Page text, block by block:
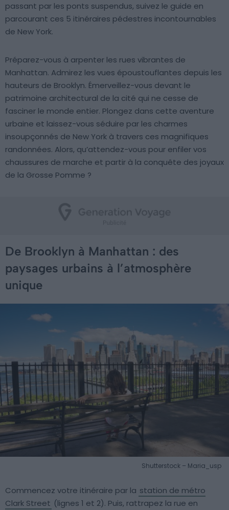
passant par les ponts suspendus, suivez le guide en
parcourant ces 5 itinéraires pédestres incontournables
de New York.
Préparez-vous à arpenter les rues vibrantes de
Manhattan. Admirez les vues époustouflantes depuis les
hauteurs de Brooklyn. Émerveillez-vous devant le
patrimoine architectural de la cité qui ne cesse de
fasciner le monde entier. Plongez dans cette aventure
urbaine et laissez-vous séduire par les charmes
insoupçonnés de New York à travers ces magnifiques
randonnées. Alors, qu’attendez-vous pour enfiler vos
chaussures de marche et partir à la conquête des joyaux
de la Grosse Pomme ?
De Brooklyn à Manhattan : des
paysages urbains à l’atmosphère
unique
Shutterstock – Maria_usp
Commencez votre itinéraire par la station de métro
Clark Street (lignes 1 et 2). Puis, rattrapez la rue en